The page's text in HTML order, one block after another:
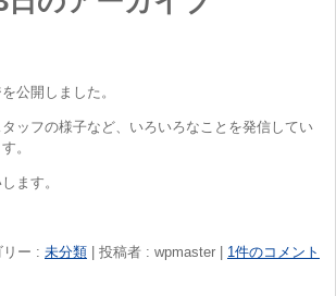
公開しました。
ッフの様子など、いろいろなことを発信してい
。
ます。
リー : 未分類 | 投稿者 : wpmaster | 1件のコメント